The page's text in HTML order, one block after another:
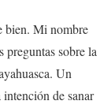
bien. Mi nombre
preguntas sobre la
Un
de sanar